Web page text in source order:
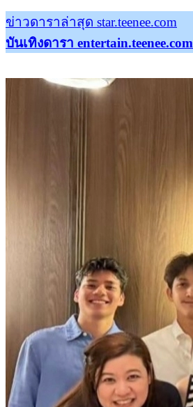
ข่าวดาราล่าสุด star.teenee.com
บันเทิงดารา entertain.teenee.com